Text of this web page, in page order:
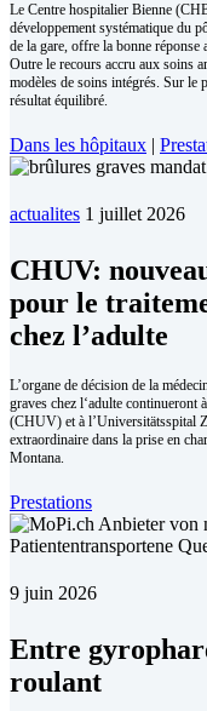
Le Centre hospitalier Bienne
développement systématique du
de la gare, offre la bonne
Outre le recours accru aux soins
modèles de soins intégrés. Sur le
résultat équilibré.
Dans les hôpitaux |
actualites 1 juillet 2026
CHUV:
pour le
chez l’adulte
L’organe de décision de la
graves chez l‘adulte continueront
(CHUV) et à l’Universitätsspital
extraordinaire dans la prise en
Montana.
Prestations
9 juin 2026
Entre
roulant